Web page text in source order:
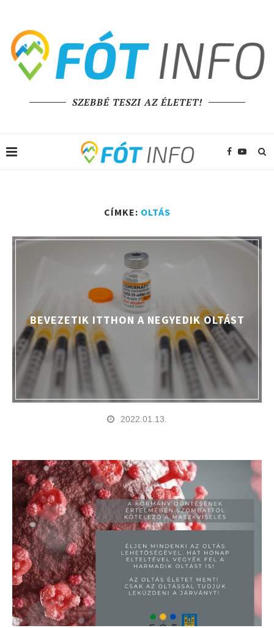
SZEBBÉ TESZI AZ ÉLETET!
CÍMKE: OLTÁS
BEVEZETIK ITTHON A NEGYEDIK OLTÁST
2022.01.13.